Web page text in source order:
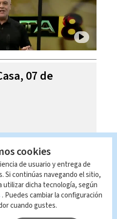
07 de
cookies
de usuario y entrega de
Si continúas navegando el sitio,
dicha tecnología, según
. Puedes cambiar la configuración
cuando gustes.